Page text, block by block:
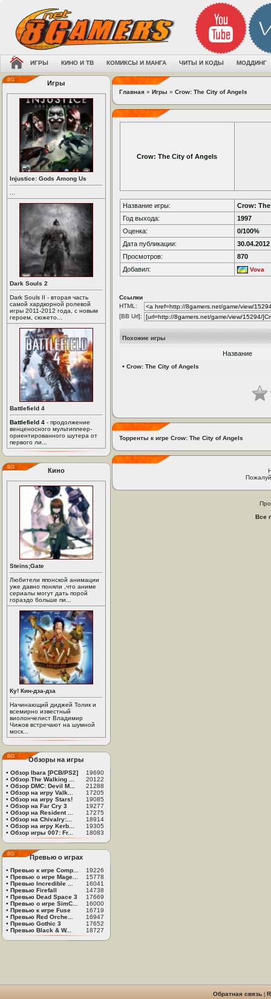
ИГРЫ КИНО И ТВ КОМИКСЫ И МАНГА ЧИТЫ И КОДЫ МОДДИНГ
Игры
Injustice: Gods Among Us
Dark Souls 2
Dark Souls II - вторая часть
самой хардкорной ролевой
игры 2011-2012 года, с новым
героем, сюжето...
Battlefield 4
Battlefield 4 - продолжение
венценосного мультиплеер-
ориентированного шутера от
первого ли...
Кино
Steins;Gate
Любители японской анимации
уже давно поняли ,что аниме
сериалы могут дать порой
гораздо больше пи...
Ку! Кин-дза-дза
Начинающий диджей Толик и
всемирно известный
виолончелист Владимир
Чижов встречают на шумной
моск...
Обзоры на игры
• Обзор Ibara [PCB/PS2]
19690
• Обзор The Walking ...
20122
• Обзор DMC: Devil M...
21288
• Обзор на игру Valk...
17205
• Обзор на игру Stars!
19085
• Обзор на Far Cry 3
19277
• Обзор на Resident ...
17275
• Обзор на Chivalry:...
18914
• Обзор на игру Kerb...
19305
• Обзор игры 007: Fr... 18083
Превью о играх
• Превью к игре Comp...
19226
• Превью о игре Mage...
15778
• Превью Incredible ...
16041
• Превью Firefall
14738
• Превью Dead Space 3
17669
• Превью о игре SimC...
16000
• Превью к игре Fuse
16719
• Превью Red Orche...
16947
• Превью Gothic 3
17652
• Превью Black & W... 18727
Главная » Игры » Crow: The City of Angels
Crow: The City of Angels
Название игры:
Crow:
Год выхода:
1997
Оценка:
0/100%
Дата публикации:
30.04.2012
Просмотров:
870
Добавил:
Vova
Ссылки
HTML:
[BB Url]:
Похожие игры
Название
• Crow: The City of Angels
Торренты к игре Crow: The City of Angels
Все
Обратная связь